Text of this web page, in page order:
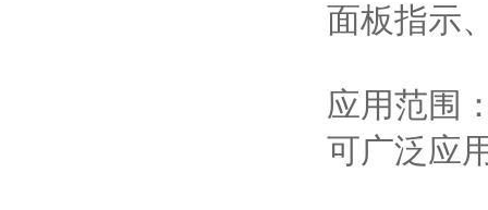
面板指示
应用范围
可广泛应